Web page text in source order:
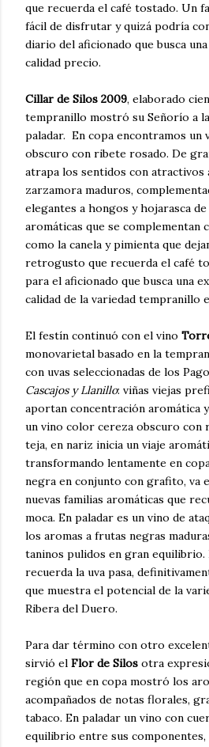
que recuerda el café tostado. Un
fácil de disfrutar y quizá podría
diario del aficionado que busca
calidad precio.
Cillar de Silos 2009, elaborado
tempranillo mostró su Señorío a
paladar. En copa encontramos un
obscuro con ribete rosado. De
atrapa los sentidos con atractivos
zarzamora maduros,
elegantes a hongos y hojarasca de
aromáticas que se complementan
como la canela y pimienta que
retrogusto que recuerda el café
para el aficionado que busca una
calidad de la variedad tempranillo
El festín continuó con el vino
monovarietal basado en la
con uvas seleccionadas de los
Cascajos y Llanillo: viñas viejas
aportan concentración aromática
un vino color cereza obscuro con
teja, en nariz inicia un viaje
transformando lentamente en
negra en conjunto con grafito, va
nuevas familias aromáticas que
moca. En paladar es un vino de
los aromas a frutas negras
taninos pulidos en gran equilibrio.
recuerda la uva pasa,
que muestra el potencial de la
Ribera del Duero.
Para dar término con otro
sirvió el Flor de Silos otra
región que en copa mostró los
acompañados de notas florales,
tabaco. En paladar un vino con
equilibrio entre sus componentes,